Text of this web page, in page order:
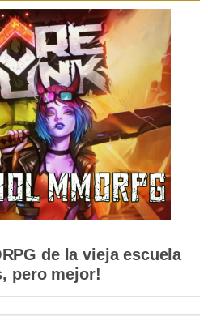
de la vieja escuela
pero mejor!